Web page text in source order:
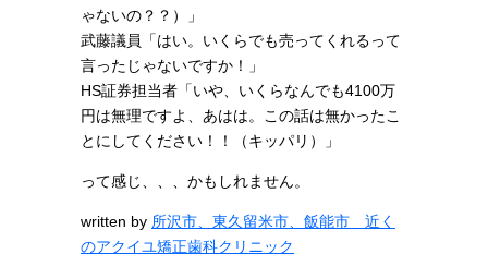
ゃないの？？）」
武藤議員「はい。いくらでも売ってくれるって
言ったじゃないですか！」
HS証券担当者「いや、いくらなんでも4100万
円は無理ですよ、あはは。この話は無かったこ
とにしてください！！（キッパリ）」
って感じ、、、かもしれません。
written by 所沢市、東久留米市、飯能市 近く
のアクイユ矯正歯科クリニック